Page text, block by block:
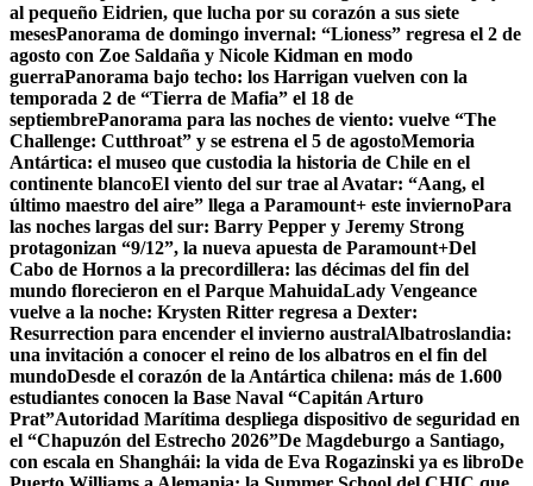
al pequeño Eidrien, que lucha por su corazón a sus siete
mesesPanorama de domingo invernal: “Lioness” regresa el 2 de
agosto con Zoe Saldaña y Nicole Kidman en modo
guerraPanorama bajo techo: los Harrigan vuelven con la
temporada 2 de “Tierra de Mafia” el 18 de
septiembrePanorama para las noches de viento: vuelve “The
Challenge: Cutthroat” y se estrena el 5 de agostoMemoria
Antártica: el museo que custodia la historia de Chile en el
continente blancoEl viento del sur trae al Avatar: “Aang, el
último maestro del aire” llega a Paramount+ este inviernoPara
las noches largas del sur: Barry Pepper y Jeremy Strong
protagonizan “9/12”, la nueva apuesta de Paramount+Del
Cabo de Hornos a la precordillera: las décimas del fin del
mundo florecieron en el Parque MahuidaLady Vengeance
vuelve a la noche: Krysten Ritter regresa a Dexter:
Resurrection para encender el invierno australAlbatroslandia:
una invitación a conocer el reino de los albatros en el fin del
mundoDesde el corazón de la Antártica chilena: más de 1.600
estudiantes conocen la Base Naval “Capitán Arturo
Prat”Autoridad Marítima despliega dispositivo de seguridad en
el “Chapuzón del Estrecho 2026”De Magdeburgo a Santiago,
con escala en Shanghái: la vida de Eva Rogazinski ya es libroDe